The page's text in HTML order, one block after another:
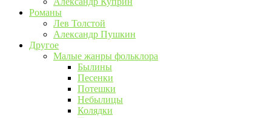
Романы
Лев Толстой
Александр Пушкин
Другое
Малые жанры фольклора
Былины
Песенки
Потешки
Небылицы
Колядки